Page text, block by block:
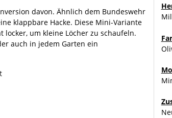
davon. Ähnlich dem Bundeswehr
klappbare Hacke. Diese Mini-Variante
um kleine Löcher zu schaufeln.
auch in jedem Garten ein